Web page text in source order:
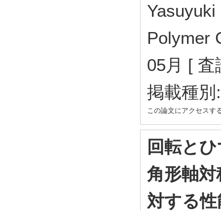
Polymer
05月 [ 査
掲載種
この論文にアクセスす
回転と
角形軸
対する